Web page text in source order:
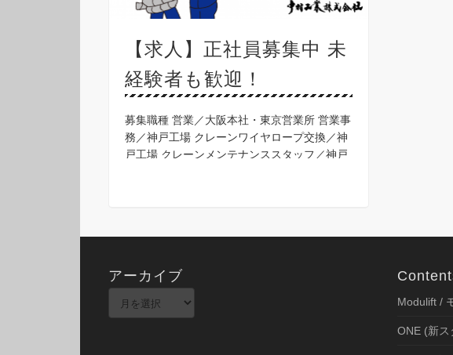
【求人】正社員募集中 未
経験者も歓迎！
募集職種 営業／大阪本社・東京営業所 営業事
務／神戸工場 クレーンワイヤロープ交換／神
戸工場 クレーンメンテナンススタッフ／神戸
アーカイブ
Modulift /
ONE (新ス